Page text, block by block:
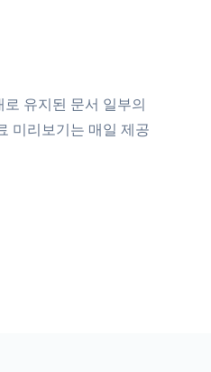
유지된 문서 일부의
미리보기는 매일 제공